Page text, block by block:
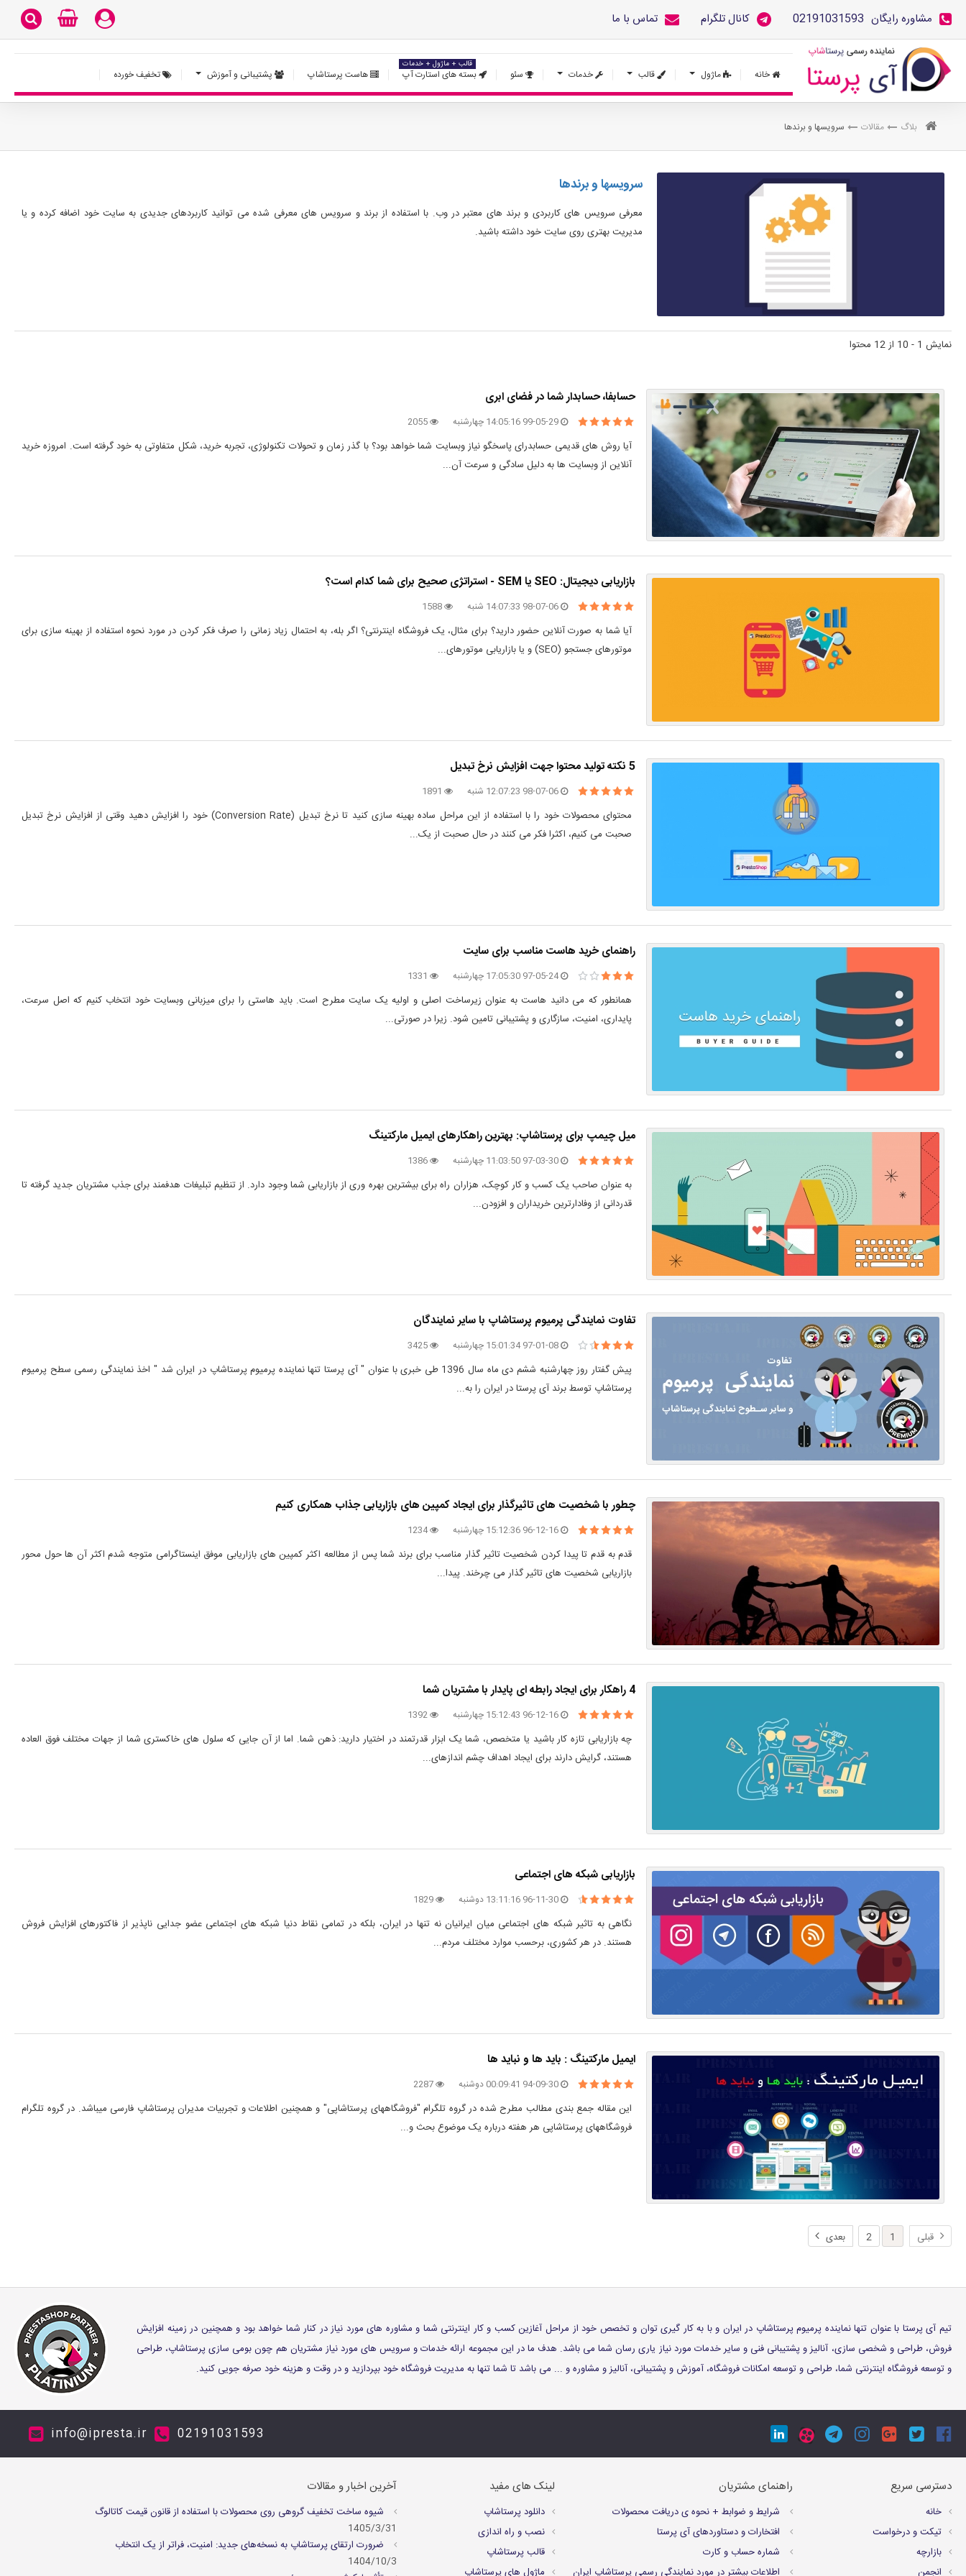
مشاوره رایگان 02191031593 کانال تلگرام تماس با ما
خانه ماژول قالب خدمات سئو بسته های استارت آپ
قالب + ماژول + خدمات
هاست پرستاشاپ پشتیبانی و آموزش تخفیف خورده
بلاگ مقالات سرویس‎ها و برندها
سرویس‎ها و برندها
معرفی سرویس های کاربردی و برند های معتبر در وب. با استفاده از برند و سرویس های معرفی شده می توانید کاربردهای جدیدی به سایت خود اضافه کرده و یا
مدیریت بهتری روی سایت خود داشته باشید.
نمایش 1 - 10 از 12 محتوا
حسابفا، حسابدار شما در فضای ابری
99-05-29 14:05:16 چهارشنبه 2055
آیا روش های قدیمی حسابدرای پاسخگو نیاز وبسایت شما خواهد بود؟ با گذر زمان و تحولات تکنولوژی، تجربه خرید، شکل متفاوتی به خود گرفته است. امروزه خرید
آنلاین از وبسایت ها به دلیل سادگی و سرعت آن...
بازاریابی دیجیتال: SEO یا SEM - استراتژی صحیح برای شما کدام است؟
98-07-06 14:07:33 شنبه 1588
آیا شما به صورت آنلاین حضور دارید؟ برای مثال، یک فروشگاه اینترنتی؟ اگر بله، به احتمال زیاد زمانی را صرف فکر کردن در مورد نحوه استفاده از بهینه سازی برای
موتورهای جستجو (SEO) و یا بازاریابی موتورهای...
5 نکته تولید محتوا جهت افزایش نرخ تبدیل
98-07-06 12:07:23 شنبه 1891
محتوای محصولات خود را با استفاده از این مراحل ساده بهینه سازی کنید تا نرخ تبدیل (Conversion Rate) خود را افزایش دهید وقتی از افزایش نرخ تبدیل
صحبت می کنیم، اکثرا فکر می کنند در حال صحبت از یک...
راهنمای خرید هاست مناسب برای سایت
97-05-24 17:05:30 چهارشنبه 1331
همانطور که می دانید هاست به عنوان زیرساخت اصلی و اولیه یک سایت مطرح است. باید هاستی را برای میزبانی وبسایت خود انتخاب کنیم که اصل سرعت،
پایداری، امنیت، سازگاری و پشتیبانی تامین شود. زیرا در صورتی...
میل چیمپ برای پرستاشاپ: بهترین راهکارهای ایمیل مارکتینگ
97-03-30 11:03:50 چهارشنبه 1386
به عنوان صاحب یک کسب و کار کوچک، هزاران راه برای بیشترین بهره وری از بازاریابی شما وجود دارد. از تنظیم تبلیغات هدفمند برای جذب مشتریان جدید گرفته تا
قدردانی از وفادارترین خریداران و افزودن...
تفاوت نمایندگی پرمیوم پرستاشاپ با سایر نمایندگان
97-01-08 15:01:34 چهارشنبه 3425
پیش گفتار روز چهارشنبه ششم دی ماه سال 1396 طی خبری با عنوان " آی پرستا تنها نماینده پرمیوم پرستاشاپ در ایران شد " اخذ نمایندگی رسمی سطح پرمیوم
پرستاشاپ توسط برند آی پرستا در ایران را به...
چطور با شخصیت های تاثیرگذار برای ایجاد کمپین های بازاریابی جذاب همکاری کنیم
96-12-16 15:12:36 چهارشنبه 1234
قدم به قدم تا پیدا کردن شخصیت تاثیر گذار مناسب برای برند شما پس از مطالعه اکثر کمپین های بازاریابی موفق اینستاگرامی متوجه شدم اکثر آن ها حول محور
بازاریابی شخصیت های تاثیر گذار می چرخند. پیدا...
4 راهکار برای ایجاد رابطه ای پایدار با مشتریان شما
96-12-16 15:12:43 چهارشنبه 1392
چه بازاریابی تازه کار باشید یا متخصص، شما یک ابزار قدرتمند در اختیار دارید: ذهن شما. اما از آن جایی که سلول های خاکستری شما از جهات مختلف فوق العاده
هستند، گرایش دارند برای ایجاد اهداف چشم اندازهای...
بازاریابی شبکه های اجتماعی
96-11-30 13:11:16 دوشنبه 1829
نگاهی به تاثیر شبکه های اجتماعی میان ایرانیان نه تنها در ایران، بلکه در تمامی نقاط دنیا شبکه های اجتماعی عضو جدایی ناپذیر از فاکتورهای افزایش فروش
هستند. در هر کشوری، برحسب موارد مختلف مردم...
ایمیل مارکتینگ : باید ها و نباید ها
94-09-30 00:09:41 دوشنبه 2287
این مقاله جمع بندی مطالب مطرح شده در گروه تلگرام "فروشگاههای پرستاشاپی" و همچنین اطلاعات و تجربیات مدیران پرستاشاپ فارسی میباشد. در گروه تلگرام
فروشگاههای پرستاشاپی هر هفته درباره یک موضوع بحث و...
قبلی 1
2 بعدی
تیم آی پرستا با عنوان تنها نماینده پرمیوم پرستاشاپ در ایران و با به کار گیری توان و تخصص خود از مراحل آغازین کسب و کار اینترنتی شما و مشاوره های مورد نیاز در کنار شما خواهد بود و همچنین در زمینه افزایش
فروش، طراحی و شخصی سازی، آنالیز و پشتیبانی فنی و سایر خدمات مورد نیاز یاری رسان شما می باشد. هدف ما در این مجموعه ارائه خدمات و سرویس های مورد نیاز مشتریان هم چون بومی سازی پرستاشاپ، طراحی
و توسعه فروشگاه اینترنتی شما، طراحی و توسعه امکانات فروشگاه، آموزش و پشتیبانی، آنالیز و مشاوره و ... می باشد تا شما تنها به مدیریت فروشگاه خود بپردازید و در وقت و هزینه خود صرفه جویی کنید.
02191031593
info@ipresta.ir
دسترسی سریع
خانه
تیکت و درخواست
بازارچه
انجمن
راهنمای مشتریان
شرايط و ضوابط + نحوه ی دریافت محصولات
افتخارات و دستاوردهای آی پرستا
شماره حساب و کارت
اطلاعات بیشتر در مورد نمایندگی رسمی پرستاشاپ ایران
لینک های مفید
دانلود پرستاشاپ
نصب و راه اندازی
قالب پرستاشاپ
ماژول های پرستاشاپ
آخرین اخبار و مقالات
شیوه ساخت تخفیف گروهی روی محصولات با استفاده از قانون قیمت کاتالوگ
1405/3/31
ضرورت ارتقای پرستاشاپ به نسخه‌های جدید: امنیت، فراتر از یک انتخاب
1404/10/3